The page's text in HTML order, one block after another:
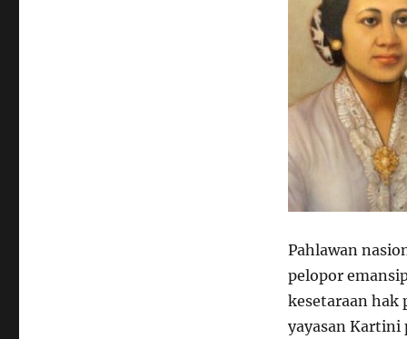
Pahlawan
pelopor
kesetaraan hak
yayasan Kartini